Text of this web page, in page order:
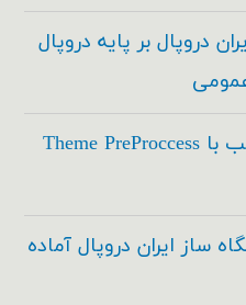
دروپال بر پایه دروپال
اسکی در طراحی قالب با Theme PreProccess
ساز ایران دروپال آماده